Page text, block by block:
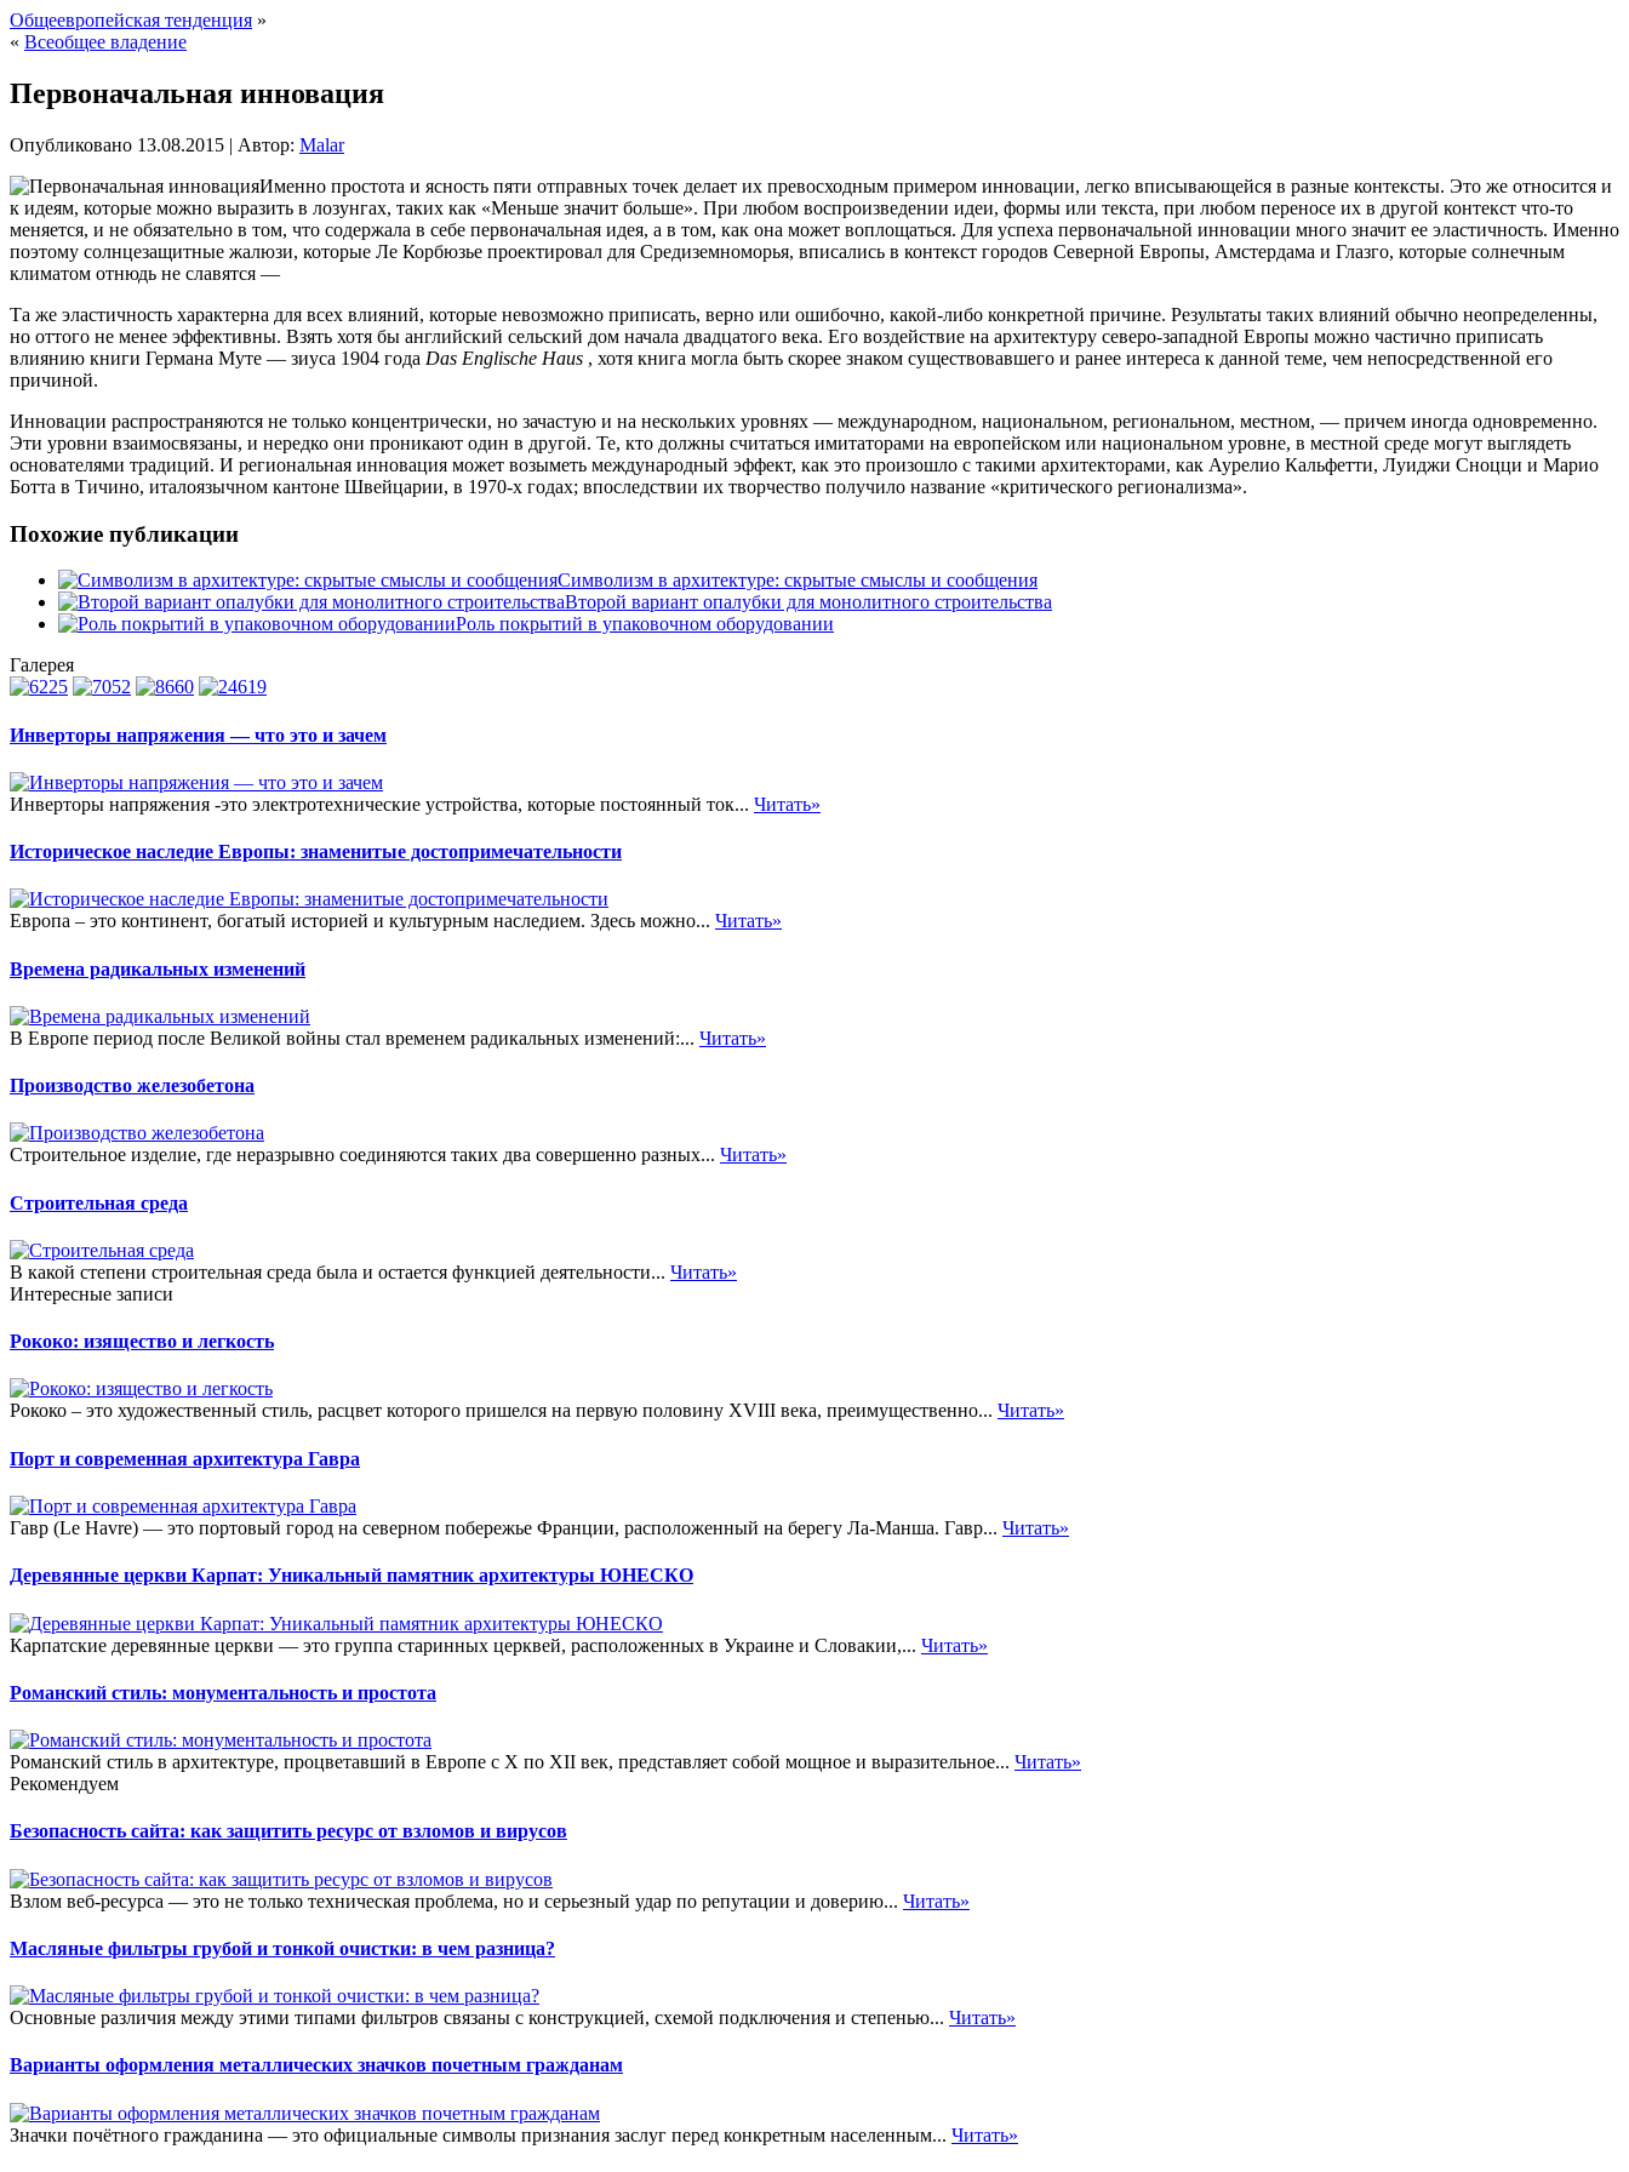
Общеевропейская тенденция »
« Всеобщее владение
Первоначальная инновация
Опубликовано 13.08.2015 | Автор: Malar
Именно простота и ясность пяти отправных точек делает их превосходным примером инновации, легко вписывающейся в разные контексты. Это же относится и
к идеям, которые можно выразить в лозунгах, таких как «Меньше значит больше». При любом воспроизведении идеи, формы или текста, при любом переносе их в другой контекст что-то
меняется, и не обязательно в том, что содержала в себе первоначальная идея, а в том, как она может воплощаться. Для успеха первоначальной инновации много значит ее эластичность. Именно
поэтому солнцезащитные жалюзи, которые Ле Корбюзье проектировал для Средиземноморья, вписались в контекст городов Северной Европы, Амстердама и Глазго, которые солнечным
климатом отнюдь не славятся —
Та же эластичность характерна для всех влияний, которые невозможно приписать, верно или ошибочно, какой-либо конкретной причине. Результаты таких влияний обычно неопределенны,
но оттого не менее эффективны. Взять хотя бы английский сельский дом начала двадцатого века. Его воздействие на архитектуру северо-западной Европы можно частично приписать
влиянию книги Германа Муте — зиуса 1904 года Das Englische Haus , хотя книга могла быть скорее знаком существовавшего и ранее интереса к данной теме, чем непосредственной его
причиной.
Инновации распространяются не только концентрически, но зачастую и на нескольких уровнях — международном, национальном, региональном, местном, — причем иногда одновременно.
Эти уровни взаимосвязаны, и нередко они проникают один в другой. Те, кто должны считаться имитаторами на европейском или национальном уровне, в местной среде могут выглядеть
основателями традиций. И региональная инновация может возыметь международный эффект, как это произошло с такими архитекторами, как Аурелио Кальфетти, Луиджи Сноцци и Марио
Ботта в Тичино, италоязычном кантоне Швейцарии, в 1970-х годах; впоследствии их творчество получило название «критического регионализма».
Похожие публикации
Символизм в архитектуре: скрытые смыслы и сообщения
Второй вариант опалубки для монолитного строительства
Роль покрытий в упаковочном оборудовании
Галерея
Инверторы напряжения — что это и зачем
Инверторы напряжения -это электротехнические устройства, которые постоянный ток... Читать»
Историческое наследие Европы: знаменитые достопримечательности
Европа – это континент, богатый историей и культурным наследием. Здесь можно... Читать»
Времена радикальных изменений
В Европе период после Великой войны стал временем радикальных изменений:... Читать»
Производство железобетона
Строительное изделие, где неразрывно соединяются таких два совершенно разных... Читать»
Строительная среда
В какой степени строительная среда была и остается функцией деятельности... Читать»
Интересные записи
Рококо: изящество и легкость
Рококо – это художественный стиль, расцвет которого пришелся на первую половину XVIII века, преимущественно... Читать»
Порт и современная архитектура Гавра
Гавр (Le Havre) — это портовый город на северном побережье Франции, расположенный на берегу Ла-Манша. Гавр... Читать»
Деревянные церкви Карпат: Уникальный памятник архитектуры ЮНЕСКО
Карпатские деревянные церкви — это группа старинных церквей, расположенных в Украине и Словакии,... Читать»
Романский стиль: монументальность и простота
Романский стиль в архитектуре, процветавший в Европе с X по XII век, представляет собой мощное и выразительное... Читать»
Рекомендуем
Безопасность сайта: как защитить ресурс от взломов и вирусов
Взлом веб-ресурса — это не только техническая проблема, но и серьезный удар по репутации и доверию... Читать»
Масляные фильтры грубой и тонкой очистки: в чем разница?
Основные различия между этими типами фильтров связаны с конструкцией, схемой подключения и степенью... Читать»
Варианты оформления металлических значков почетным гражданам
Значки почётного гражданина — это официальные символы признания заслуг перед конкретным населенным... Читать»